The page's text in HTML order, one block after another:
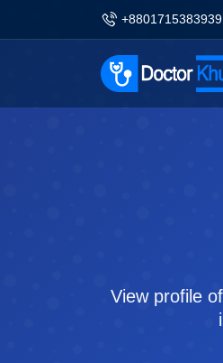
+8801715383939
View profile